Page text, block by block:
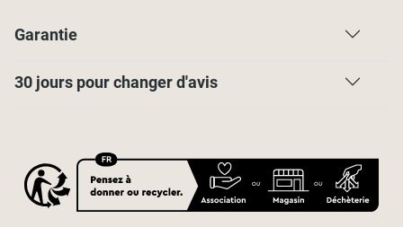
Garantie
30 jours pour changer d'avis